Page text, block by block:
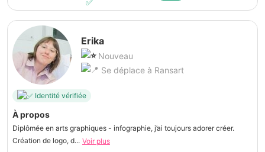
Erika
Nouveau
Se déplace à Ransart
Identité vérifiée
À propos
Diplômée en arts graphiques - infographie, j’ai toujours adorer créer.
Création de logo, d... Voir plus